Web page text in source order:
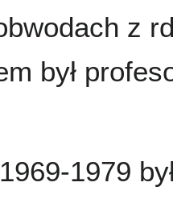
z
był
1979